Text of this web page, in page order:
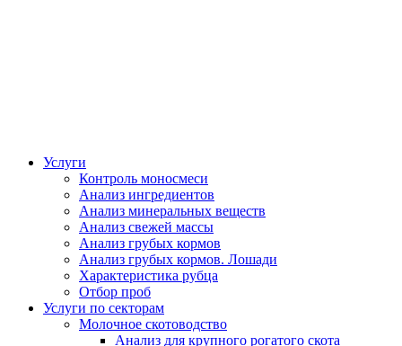
Услуги
Контроль моносмеси
Анализ ингредиентов
Анализ минеральных веществ
Анализ свежей массы
Анализ грубых кормов
Анализ грубых кормов. Лошади
Характеристика рубца
Отбор проб
Услуги по секторам
Молочное скотоводство
Анализ для крупного рогатого скота